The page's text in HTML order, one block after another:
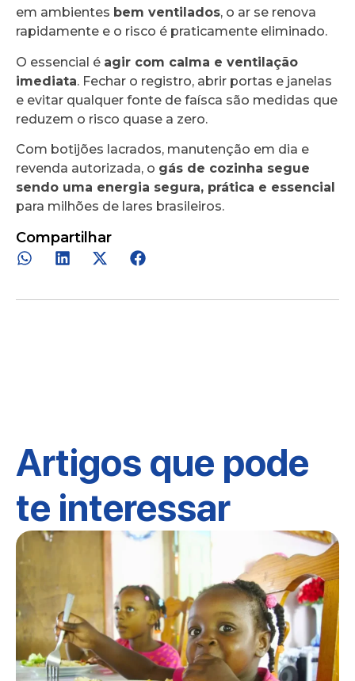
em ambientes bem ventilados, o ar se renova
rapidamente e o risco é praticamente eliminado.
O essencial é agir com calma e ventilação
imediata. Fechar o registro, abrir portas e janelas
e evitar qualquer fonte de faísca são medidas que
reduzem o risco quase a zero.
Com botijões lacrados, manutenção em dia e
revenda autorizada, o gás de cozinha segue
sendo uma energia segura, prática e essencial
para milhões de lares brasileiros.
Compartilhar
Artigos que pode
te interessar